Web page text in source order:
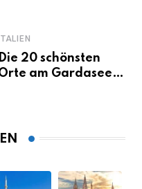
Die 20 schönsten
am Gardasee,